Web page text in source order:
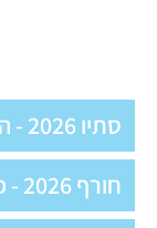
סתיו 2026 - ההרשמה הסתיימה
חורף 2026 - פתוח להרשמה